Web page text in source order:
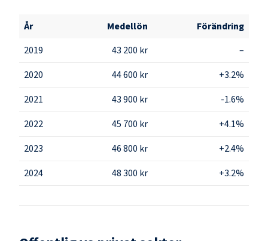
År Medellön
Förändring
2019
43 200 kr
–
2020
44 600 kr
+3.2%
2021
43 900 kr
-1.6%
2022
45 700 kr
+4.1%
2023
46 800 kr
+2.4%
2024
48 300 kr +3.2%